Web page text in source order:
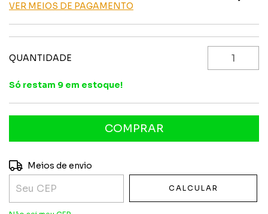
VER MEIOS DE PAGAMENTO
QUANTIDADE
Só restam 9 em estoque!
Entregas para o CEP:
Meios de envio
CALCULAR